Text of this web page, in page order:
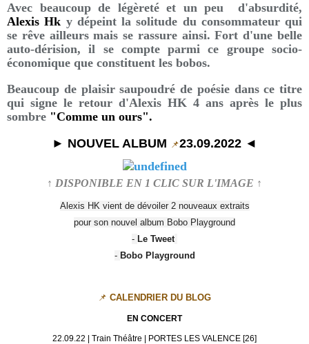
Avec beaucoup de légèreté et un peu d'absurdité,
Alexis Hk y dépeint la solitude du consommateur qui
se rêve ailleurs mais se rassure ainsi. Fort d'une belle
auto-dérision, il se compte parmi ce groupe socio-
économique que constituent les bobos.
Beaucoup de plaisir saupoudré de poésie dans ce titre
qui signe le retour d'Alexis HK 4 ans après le plus
sombre "Comme un ours".
► NOUVEL ALBUM 📌23.09.2022 ◄
↑ DISPONIBLE EN 1 CLIC SUR L'IMAGE ↑
Alexis HK vient de dévoiler 2 nouveaux extraits
pour son nouvel album Bobo Playground
- Le Tweet
- Bobo Playground
📌 CALENDRIER DU BLOG
EN CONCERT
22.09.22 | Train Théâtre | PORTES LES VALENCE [26]